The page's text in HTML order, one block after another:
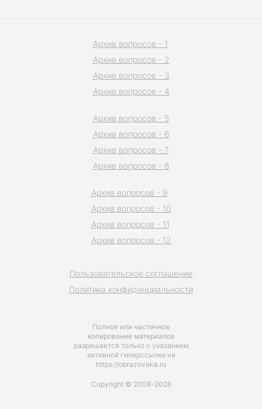
Полное или частичное
копирование материалов
разрешается только с указанием
активной гиперссылки на
https://obrazovaka.ru
Пользовательское соглашение
Политика конфиденциальности
Архив вопросов - 1
Архив вопросов - 2
Архив вопросов - 3
Архив вопросов - 4
Архив вопросов - 5
Архив вопросов - 6
Архив вопросов - 7
Архив вопросов - 8
Архив вопросов - 9
Архив вопросов - 10
Архив вопросов - 11
Архив вопросов - 12
Copyright © 2008-2026